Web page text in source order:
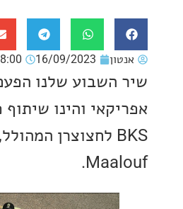
16/09/2023
08:00
שלנו הפעם הוא
BKS לחצוצרן המהולל, Ibrahim